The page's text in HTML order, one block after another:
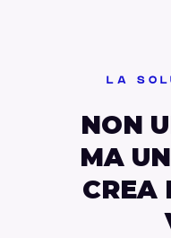
LA
NON
MA
CREA